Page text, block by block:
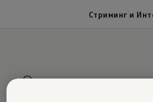
Стриминг и
Останете на